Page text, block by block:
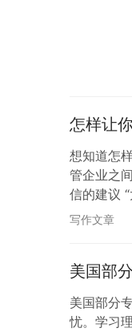
怎样让
想知道怎
管企业之
信的建议
待的工作
写作文章
美国部
美国部分
忧。学习